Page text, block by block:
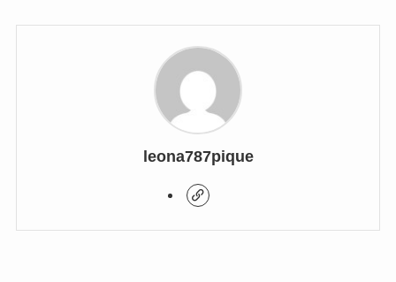
leona787pique